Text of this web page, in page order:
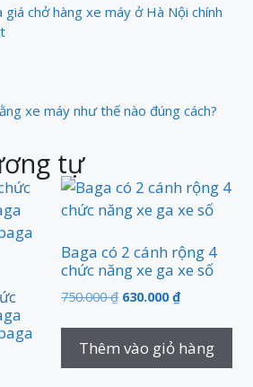
giá chở hàng xe máy ở Hà Nội chính
xe máy như thế nào đúng cách?
tự
Baga có 2 cánh rộng 4
chức năng xe ga xe số
750.000₫ 630.000₫
Thêm vào giỏ hàng